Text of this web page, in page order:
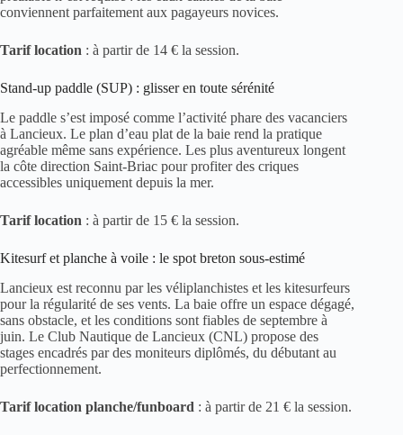
conviennent parfaitement aux pagayeurs novices.
Tarif location : à partir de 14 € la session.
Stand-up paddle (SUP) : glisser en toute sérénité
Le paddle s’est imposé comme l’activité phare des vacanciers
à Lancieux. Le plan d’eau plat de la baie rend la pratique
agréable même sans expérience. Les plus aventureux longent
la côte direction Saint-Briac pour profiter des criques
accessibles uniquement depuis la mer.
Tarif location : à partir de 15 € la session.
Kitesurf et planche à voile : le spot breton sous-estimé
Lancieux est reconnu par les véliplanchistes et les kitesurfeurs
pour la régularité de ses vents. La baie offre un espace dégagé,
sans obstacle, et les conditions sont fiables de septembre à
juin. Le Club Nautique de Lancieux (CNL) propose des
stages encadrés par des moniteurs diplômés, du débutant au
perfectionnement.
Tarif location planche/funboard : à partir de 21 € la session.